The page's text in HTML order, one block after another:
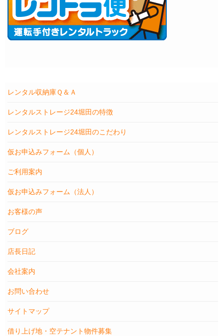
レンタル収納庫Ｑ＆Ａ
レンタルストレージ24堀田の特徴
レンタルストレージ24堀田のこだわり
仮お申込みフォーム（個人）
ご利用案内
仮お申込みフォーム（法人）
お客様の声
ブログ
店長日記
会社案内
お問い合わせ
サイトマップ
借り上げ地・空テナント物件募集